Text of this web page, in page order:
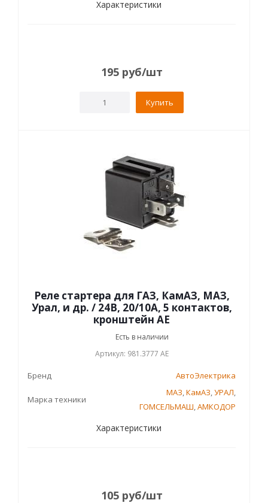
Характеристики
195 руб/шт
Купить
Реле стартера для ГАЗ, КамАЗ, МАЗ,
Урал, и др. / 24В, 20/10А, 5 контактов,
кронштейн AE
Есть в наличии
Артикул: 981.3777 AЕ
Бренд АвтоЭлектрика
Марка техники
МАЗ,КамАЗ,УРАЛ,
ГОМСЕЛЬМАШ,АМКОДОР
Характеристики
105 руб/шт